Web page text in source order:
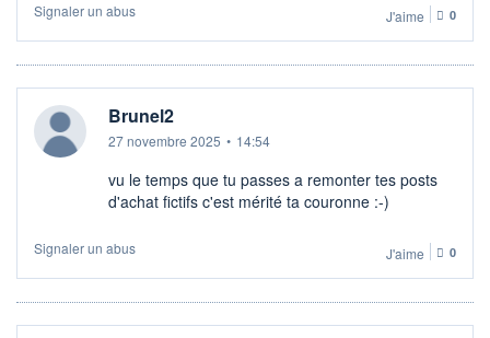
Signaler un abus J'aime 0
Brunel2
27 novembre 2025 • 14:54
vu le temps que tu passes a remonter tes posts
d'achat fictifs c'est mérité ta couronne :-)
Signaler un abus J'aime 0